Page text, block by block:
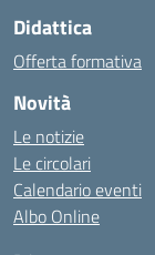
Didattica
Offerta formativa
Novità
Le notizie
Le circolari
Calendario eventi
Albo Online